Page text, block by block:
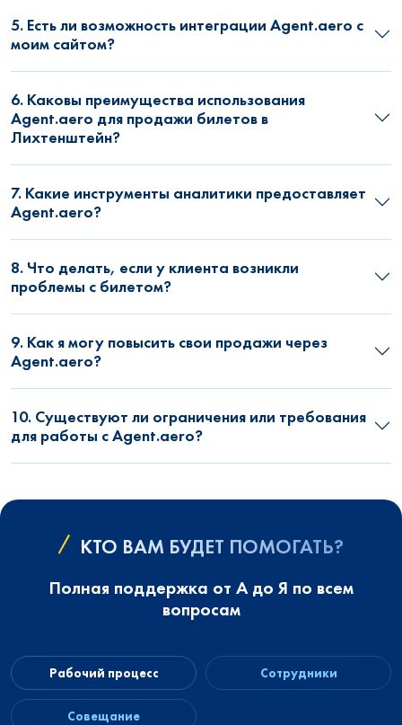
5. Есть ли возможность интеграции Agent.aero с
моим сайтом?
6. Каковы преимущества использования
Agent.aero для продажи билетов в
Лихтенштейн?
7. Какие инструменты аналитики предоставляет
Agent.aero?
8. Что делать, если у клиента возникли
проблемы с билетом?
9. Как я могу повысить свои продажи через
Agent.aero?
10. Существуют ли ограничения или требования
для работы с Agent.aero?
КТО ВАМ БУДЕТ ПОМОГАТЬ?
Полная поддержка от А до Я по всем
вопросам
Рабочий процесс Сотрудники
Совещание